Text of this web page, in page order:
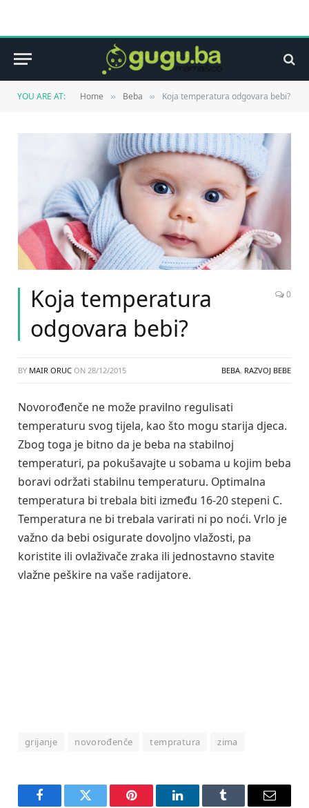
YOU ARE AT: Home » Beba » Koja temperatura odgovara bebi?
Koja temperatura
odgovara bebi?
0
BY MAIR ORUC ON 28/12/2015 BEBA, RAZVOJ BEBE
Novorođenče ne može pravilno regulisati
temperaturu svog tijela, kao što mogu starija djeca.
Zbog toga je bitno da je beba na stabilnoj
temperaturi, pa pokušavajte u sobama u kojim beba
boravi održati stabilnu temperaturu. Optimalna
temperatura bi trebala biti između 16-20 stepeni C.
Temperatura ne bi trebala varirati ni po noći. Vrlo je
važno da bebi osigurate dovoljno vlažosti, pa
koristite ili ovlaživače zraka ili jednostavno stavite
vlažne peškire na vaše radijatore.
grijanje novorođenče tempratura zima